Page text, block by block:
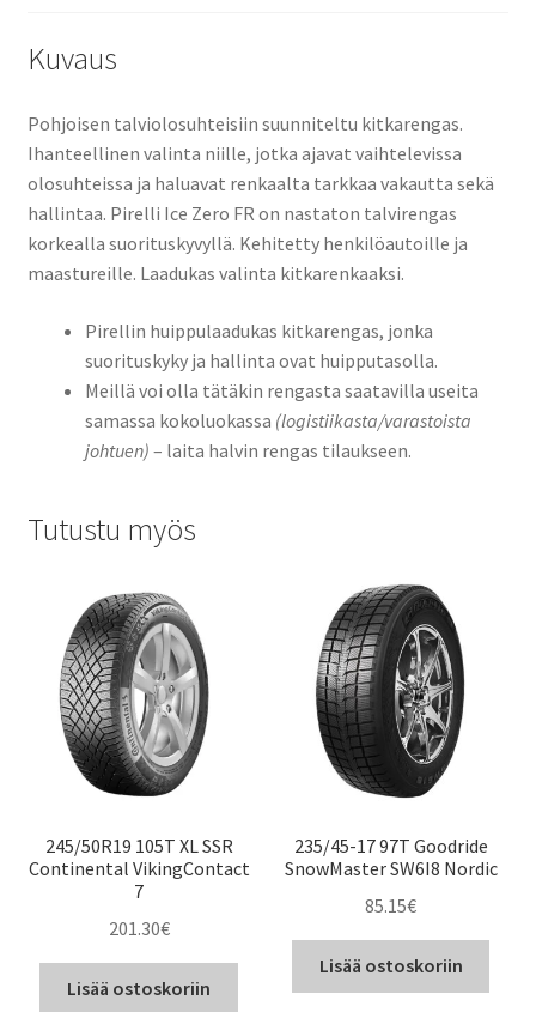
Kuvaus
Pohjoisen talviolosuhteisiin suunniteltu kitkarengas.
Ihanteellinen valinta niille, jotka ajavat vaihtelevissa
olosuhteissa ja haluavat renkaalta tarkkaa vakautta sekä
hallintaa. Pirelli Ice Zero FR on nastaton talvirengas
korkealla suorituskyvyllä. Kehitetty henkilöautoille ja
maastureille. Laadukas valinta kitkarenkaaksi.
Pirellin huippulaadukas kitkarengas, jonka
suorituskyky ja hallinta ovat huipputasolla.
Meillä voi olla tätäkin rengasta saatavilla useita
samassa kokoluokassa (logistiikasta/varastoista
johtuen) – laita halvin rengas tilaukseen.
Tutustu myös
245/50R19 105T XL SSR
Continental VikingContact
7
201.30€
Lisää ostoskoriin
235/45-17 97T Goodride
SnowMaster SW6I8 Nordic
85.15€
Lisää ostoskoriin